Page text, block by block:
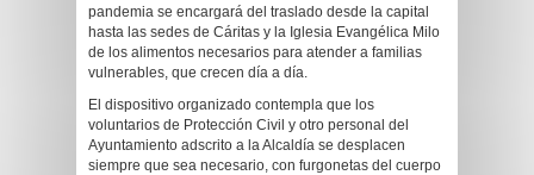
pandemia se encargará del traslado desde la capital
hasta las sedes de Cáritas y la Iglesia Evangélica Milo
de los alimentos necesarios para atender a familias
vulnerables, que crecen día a día.
El dispositivo organizado contempla que los
voluntarios de Protección Civil y otro personal del
Ayuntamiento adscrito a la Alcaldía se desplacen
siempre que sea necesario, con furgonetas del cuerpo